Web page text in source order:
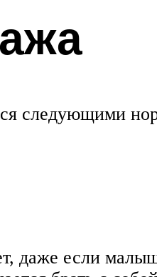
следующими
даже если